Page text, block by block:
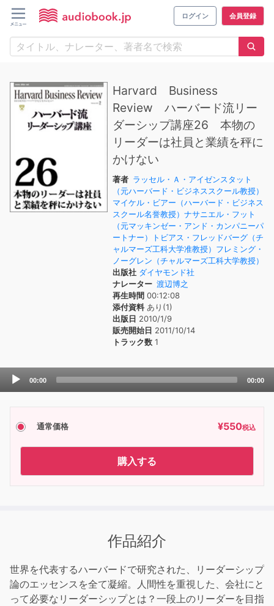
ログイン 会員登録
Harvard Business
Review ハーバード流リー
ダーシップ講座26 本物の
リーダーは社員と業績を秤に
かけない
著者 ラッセル・Ａ・アイゼンスタット
（元ハーバード・ビジネススクール教授）
マイケル・ビアー（ハーバード・ビジネス
スクール名誉教授）ナサニエル・フット
（元マッキンゼー・アンド・カンパニーパ
ートナー）トビアス・フレッドバーグ（チ
ャルマーズ工科大学准教授）フレミング・
ノーグレン（チャルマーズ工科大学教授）
出版社 ダイヤモンド社
ナレーター 渡辺博之
再生時間 00:12:08
添付資料あり(1)
出版日 2010/1/9
販売開始日 2011/10/14
トラック数 1
Audio
00:00 00:00
通常価格 ¥550税込
購入する
作品紹介
世界を代表するハーバードで研究された、リーダーシップ
論のエッセンスを全て凝縮。人間性を重視した、会社にと
って必要なリーダーシップとは？一段上のリーダーを目指